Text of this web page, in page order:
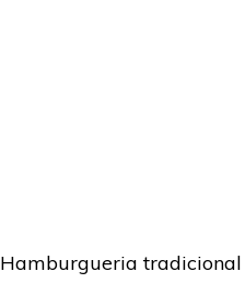
Hamburgueria tradicional